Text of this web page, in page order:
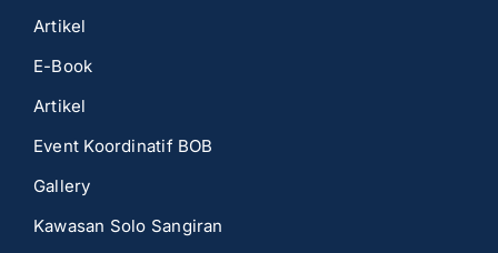
Artikel
E-Book
Artikel
Event Koordinatif BOB
Gallery
Kawasan Solo Sangiran